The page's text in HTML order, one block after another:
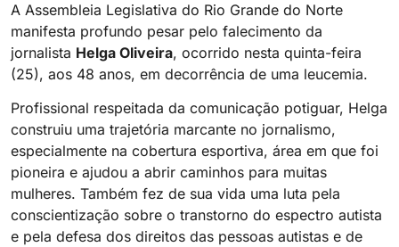
A Assembleia Legislativa do Rio Grande do Norte
manifesta profundo pesar pelo falecimento da
jornalista Helga Oliveira, ocorrido nesta quinta-feira
(25), aos 48 anos, em decorrência de uma leucemia.
Profissional respeitada da comunicação potiguar, Helga
construiu uma trajetória marcante no jornalismo,
especialmente na cobertura esportiva, área em que foi
pioneira e ajudou a abrir caminhos para muitas
mulheres. Também fez de sua vida uma luta pela
conscientização sobre o transtorno do espectro autista
e pela defesa dos direitos das pessoas autistas e de